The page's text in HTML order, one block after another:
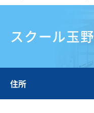
スクール玉野
住所